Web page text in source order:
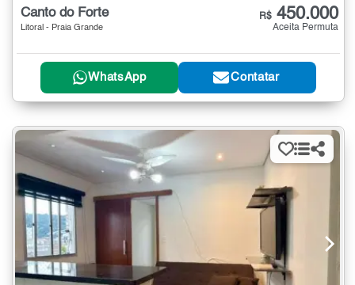
Canto do Forte
Litoral - Praia Grande
R$ 450.000
Aceita Permuta
WhatsApp Contatar